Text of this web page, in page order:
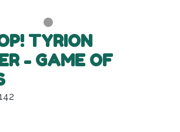
TYRION
- GAME OF